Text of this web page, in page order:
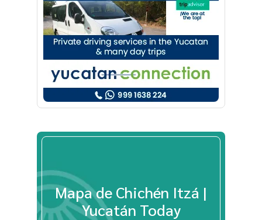
Mapa de Chichén Itzá |
Yucatán Today